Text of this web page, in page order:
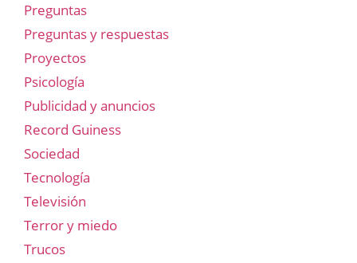
Preguntas
Preguntas y respuestas
Proyectos
Psicología
Publicidad y anuncios
Record Guiness
Sociedad
Tecnología
Televisión
Terror y miedo
Trucos